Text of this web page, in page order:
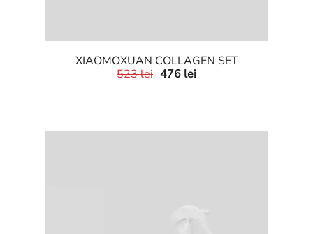
XIAOMOXUAN COLLAGEN SET
523lei 476 lei